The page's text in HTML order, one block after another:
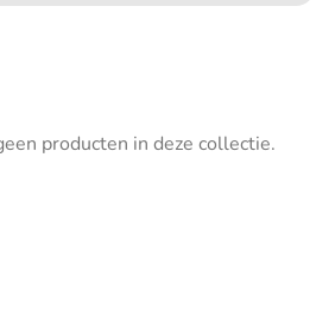
producten in deze collectie.